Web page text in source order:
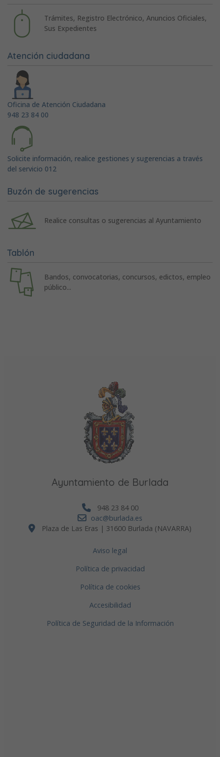
Trámites, Registro Electrónico, Anuncios Oficiales,
Sus Expedientes
Atención ciudadana
Oficina de Atención Ciudadana
948 23 84 00
Solicite información, realice gestiones y sugerencias a través
del servicio 012
Buzón de sugerencias
Realice consultas o sugerencias al Ayuntamiento
Tablón
Bandos, convocatorias, concursos, edictos, empleo
público...
Ayuntamiento de Burlada
948 23 84 00
oac@burlada.es
Plaza de Las Eras | 31600 Burlada (NAVARRA)
Aviso legal
Política de privacidad
Política de cookies
Accesibilidad
Política de Seguridad de la Información